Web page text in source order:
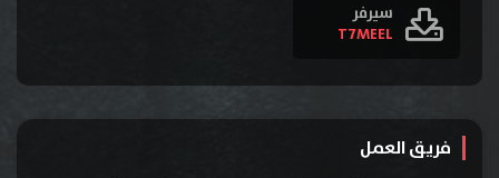
سيرفر
T7MEEL
فريق العمل